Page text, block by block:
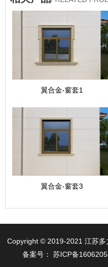
翼合金-窗套1
翼合金-窗套3
Copyright © 2019-2021 江苏多
备案号：
苏ICP备